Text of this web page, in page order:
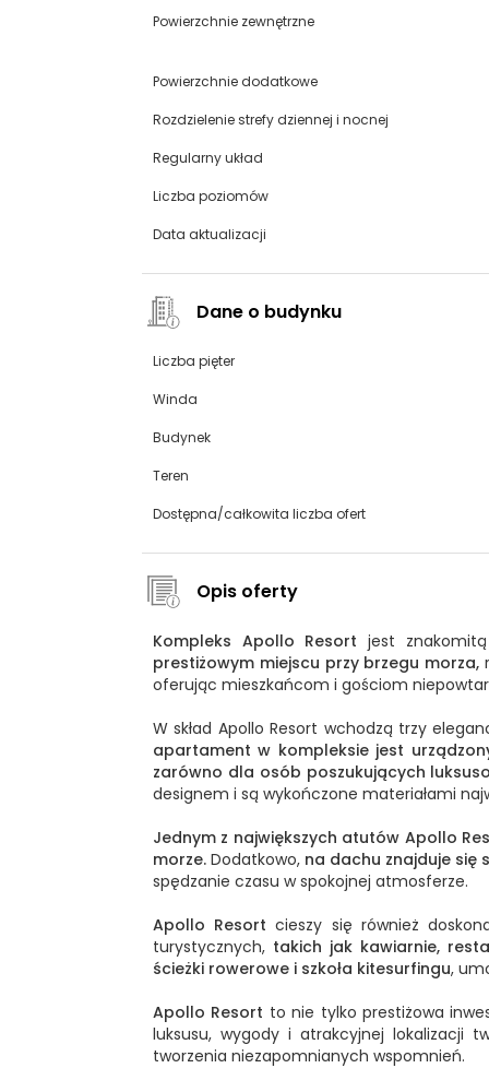
Powierzchnie zewnętrzne
Powierzchnie dodatkowe
Rozdzielenie strefy dziennej i nocnej
Regularny układ
Liczba poziomów
Data aktualizacji
Dane o budynku
Liczba pięter
Winda
Budynek
Teren
Dostępna/całkowita liczba ofert
Opis oferty
Kompleks Apollo Resort jest
prestiżowym miejscu przy brzegu morza,
oferując mieszkańcom i gościom
W skład Apollo Resort wchodzą trzy
apartament w kompleksie jest
zarówno dla osób poszukujących
designem i są wykończone materiałami
Jednym z największych atutów Apollo
morze. Dodatkowo, na dachu znajduje się
spędzanie czasu w spokojnej atmosferze.
Apollo Resort cieszy się również
turystycznych, takich jak kawiarnie,
ścieżki rowerowe i szkoła kitesurfingu,
Apollo Resort to nie tylko prestiżowa
luksusu, wygody i atrakcyjnej lokalizacji
tworzenia niezapomnianych wspomnień.